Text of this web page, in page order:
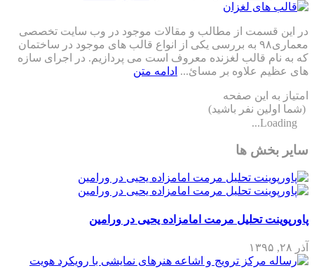
در این قسمت از مطالب و مقالات موجود در وب سایت تخصصی
معماری۹۸ به بررسی یکی از انواع قالب های موجود در ساختمان
که به نام قالب لغزنده معروف است می پردازیم. در اجرای سازه
های عظیم علاوه بر مسائ... ادامه متن
امتیاز به این صفحه
(شما اولین نفر باشید)
Loading...
سایر بخش ها
پاورپوینت تحلیل مرمت امامزاده یحیی در ورامین
آذر ۲۸, ۱۳۹۵